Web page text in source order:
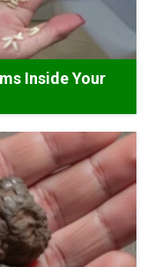
Inside Your